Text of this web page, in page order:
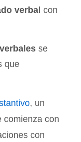
verbal con
se
que
, un
comienza con
con